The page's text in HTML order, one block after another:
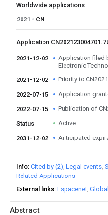
Abstract
Worldwide applications
2021
CN
Application
2021-12-02
Application filed
Electronic
2021-12-02
Priority to
2022-07-15 Application
2022-07-15 Publication of
Status Active
2031-12-02 Anticipated
Info Cited by (2) Legal events
Related Applications
External links Espacenet